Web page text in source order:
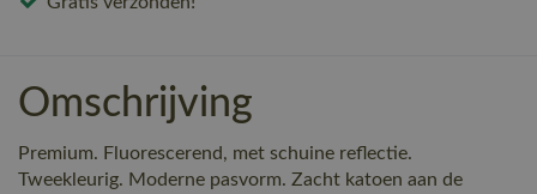
Omschrijving
Premium. Fluorescerend, met schuine reflectie.
Tweekleurig. Moderne pasvorm. Zacht katoen aan de